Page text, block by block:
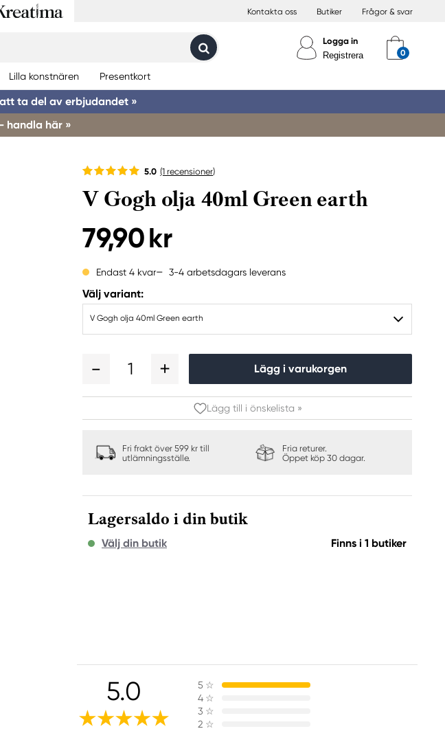
Kontakta oss Butiker Frågor & svar
Logga in
Registrera
Lilla konstnären Presentkort
ta del av erbjudandet »
handla här »
5.0 (1 recensioner)
V Gogh olja 40ml Green earth
79,90 kr
Endast 4 kvar 3-4 arbetsdagars leverans
Välj variant:
V Gogh olja 40ml Green earth
1 Lägg i varukorgen
Lägg till i önskelista »
Fri frakt över 599 kr till
utlämningsställe.
Fria returer.
Öppet köp 30 dagar.
Lagersaldo i din butik
Välj din butik Finns i 1 butiker
5.0 5 ☆
4 ☆
3 ☆
2 ☆